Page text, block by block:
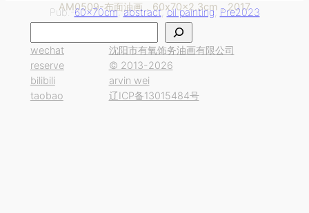
AM0509-布面油画，60x70x2.3cm，2017
Pub.-60x70cm, abstract, oil painting, Pre2023
索
wechat
reserve
bilibili
taobao
沈阳市有氧饰务油画有限公司
© 2013-2026
arvin wei
辽ICP备13015484号